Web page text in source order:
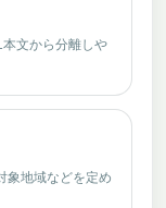
文から分離しや
象地域などを定め